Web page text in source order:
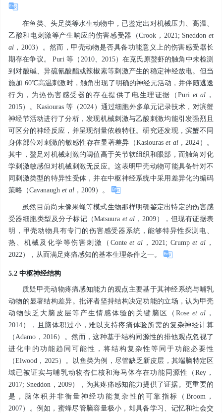
在鱼类、头足类等水生动物中，已鉴定出对机械压力、高温、
乙酸和电刺激等产生响应的伤害感受器（Crook，2021; Sneddon et
al ，2003）。然而，甲壳动物是否具备功能意义上的伤害感受器长
期存在争议。 Puri 等（2010、2015）在克氏原螯虾的触角中未检测
到对酸碱、异硫氰酸酯或辣椒素等刺激产生的稳定神经放电。但当
施加 60℃高温刺激时，触角出现了明确的神经元活动，并伴随逃逸
行为，为热伤害感受器的存在提供了电生理证据（Puri et al ，
2015）。Kasiouras 等（2024）通过细胞外多单元记录技术，对滨蟹
神经节活动进行了分析，发现机械刺激与乙酸刺激均能引发强烈且
可区分的神经反应，并呈现剂量依赖特征。研究还发现，滨蟹不同
身体部位对刺激的敏感性存在显著差异（Kasiouras et al，2024）。
其中，螯足对机械刺激的阈值高于关节软组织和眼部，而触角对化
学刺激敏感但对机械刺激无反应。这表明甲壳动物可能具备针对不
同刺激类型的特异性受体，并在中枢神经系统中采用差异化的编码
策略（Cavanaugh et al ，2009）。
虽然目前尚未像果蝇等模式生物那样明确鉴定出特定的伤害感
受器细胞类型及分子标记（Matsuura et al ，2009），但现有证据表
明，甲壳动物具有专门的伤害感受器系统，能够特异性探测电、
热、机械及化学等伤害刺激（Conteet al ，2021; Crumpet al ，
2022），从而满足疼痛感知的基本生理条件之一。
5.2 中枢神经结构
质疑甲壳动物疼痛感知能力的观点主要基于其神经系统与哺乳
动物的显著结构差异。批评者坚持结构决定功能的立场，认为甲壳
动物缺乏大脑皮层等产生情感体验的关键脑区（Roseet al，
2014），且脑体积过小，难以支持疼痛体验所需的复杂神经计算
（Adamo，2016）。然而，这种基于结构同源性的排他观点忽视了
进化中的功能趋同可能性，将结构复杂性等同于功能必要性
（Elwood，2025）。以鱼类为例，尽管缺乏新皮层，其端脑特定区
域已被证实与哺乳动物杏仁核和海马体存在功能同源性（Rey，
2017; Sneddon，2009），为其疼痛感知能力提供了证据。更重要的
是，脑体积并非衡量神经功能复杂性的可靠指标（Broom，
2007）。例如，蜜蜂尽管脑容量极小，却具备学习、记忆和社会交